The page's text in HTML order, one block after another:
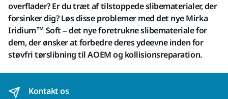
overflader? Er du træt af tilstoppede slibematerialer, der
forsinker dig? Løs disse problemer med det nye Mirka
Iridium™ Soft – det nye foretrukne slibemateriale for
dem, der ønsker at forbedre deres ydeevne inden for
støvfri tørslibning til AOEM og kollisionsreparation.
Kontakt os